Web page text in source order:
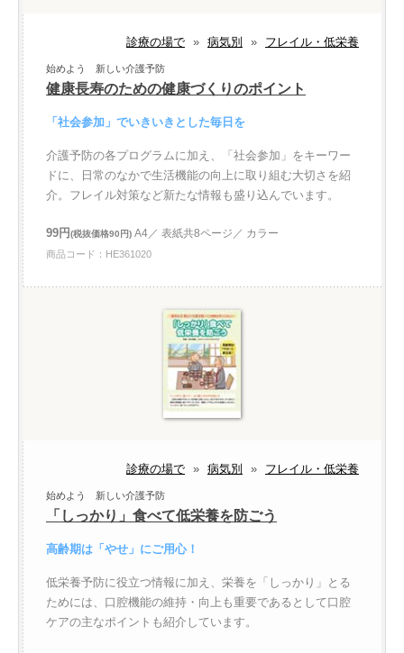
診療の場で » 病気別 » フレイル・低栄養
始めよう 新しい介護予防
健康長寿のための健康づくりのポイント
「社会参加」でいきいきとした毎日を
介護予防の各プログラムに加え、「社会参加」をキーワー
ドに、日常のなかで生活機能の向上に取り組む大切さを紹
介。フレイル対策など新たな情報も盛り込んでいます。
99円(税抜価格90円) A4／ 表紙共8ページ／ カラー
商品コード：HE361020
診療の場で » 病気別 » フレイル・低栄養
始めよう 新しい介護予防
「しっかり」食べて低栄養を防ごう
高齢期は「やせ」にご用心！
低栄養予防に役立つ情報に加え、栄養を「しっかり」とる
ためには、口腔機能の維持・向上も重要であるとして口腔
ケアの主なポイントも紹介しています。